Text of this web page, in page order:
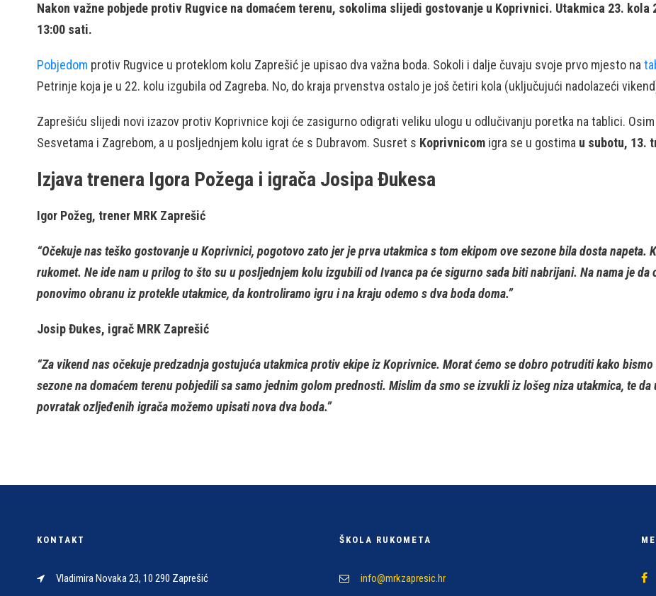
Nakon važne pobjede protiv Rugvice na domaćem terenu, sokolima slijedi gostovanje u Koprivnici. Utakmica 23. kola
13:00 sati.
Pobjedom protiv Rugvice u proteklom kolu Zaprešić je upisao dva važna boda. Sokoli i dalje čuvaju svoje prvo mjesto na
Petrinje koja je u 22. kolu izgubila od Zagreba. No, do kraja prvenstva ostalo je još četiri kola (uključujući nadolazeći
Zaprešiću slijedi novi izazov protiv Koprivnice koji će zasigurno odigrati veliku ulogu u odlučivanju poretka na tablici.
Sesvetama i Zagrebom, a u posljednjem kolu igrat će s Dubravom. Susret s Koprivnicom igra se u gostima u subotu, 13.
Izjava trenera Igora Požega i igrača Josipa Đukesa
Igor Požeg, trener MRK Zaprešić
“Očekuje nas teško gostovanje u Koprivnici, pogotovo zato jer je prva utakmica s tom ekipom ove sezone bila dosta napeta.
rukomet. Ne ide nam u prilog to što su u posljednjem kolu izgubili od Ivanca pa će sigurno sada biti nabrijani. Na nama je
ponovimo obranu iz protekle utakmice, da kontroliramo igru i na kraju odemo s dva boda doma.”
Josip Đukes, igrač MRK Zaprešić
“Za vikend nas očekuje predzadnja gostujuća utakmica protiv ekipe iz Koprivnice. Morat ćemo se dobro potruditi kako
sezone na domaćem terenu pobjedili sa samo jednim golom prednosti. Mislim da smo se izvukli iz lošeg niza utakmica, te
povratak ozljeđenih igrača možemo upisati nova dva boda.”
KONTAKT
Vladimira Novaka 23, 10 290 Zaprešić
ŠKOLA RUKOMETA
info@mrkzapresic.hr